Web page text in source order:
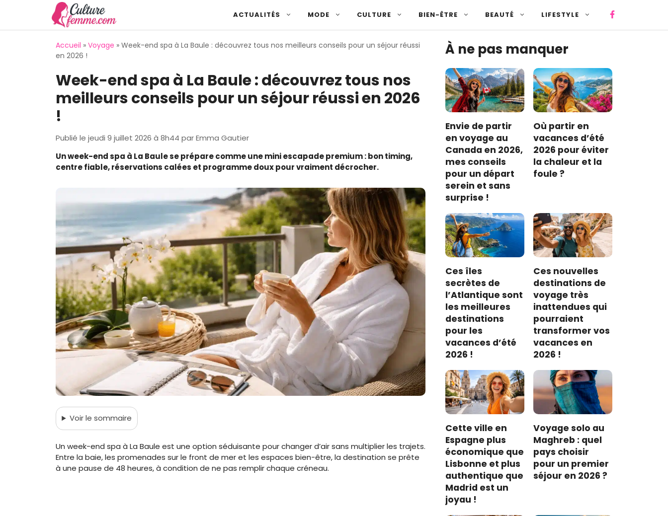
ACTUALITÉS MODE CULTURE BIEN-ÊTRE BEAUTÉ LIFESTYLE
Accueil » Voyage » Week-end spa à La Baule : découvrez tous nos meilleurs conseils pour un séjour réussi
en 2026 !
Week-end spa à La Baule : découvrez tous nos
meilleurs conseils pour un séjour réussi en 2026
!
Publié le jeudi 9 juillet 2026 à 8h44 parEmma Gautier
Un week-end spa à La Baule se prépare comme une mini escapade premium : bon timing,
centre fiable, réservations calées et programme doux pour vraiment décrocher.
Voirle sommaire
Un week-end spa à La Baule est une option séduisante pour changer d’air sans multiplier les trajets.
Entre la baie, les promenades sur le front de mer et les espaces bien-être, la destination se prête
à une pause de 48 heures, à condition de ne pas remplir chaque créneau.
À ne pas manquer
Envie de partir
en voyage au
Canada en 2026,
mes conseils
pour un départ
serein et sans
surprise !
Où partir en
vacances d’été
2026 pour éviter
la chaleur et la
foule ?
Ces îles
secrètes de
l’Atlantique sont
les meilleures
destinations
pour les
vacances d’été
2026 !
Ces nouvelles
destinations de
voyage très
inattendues qui
pourraient
transformer vos
vacances en
2026 !
Cette ville en
Espagne plus
économique que
Lisbonne et plus
authentique que
Madrid est un
joyau !
Voyage solo au
Maghreb : quel
pays choisir
pour un premier
séjour en 2026 ?